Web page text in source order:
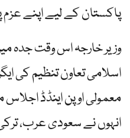
پاکستان کے لیے اپنے عزم
وزیر خارجہ اس وقت جدہ
اسلامی تعاون تنظیم کی
معمولی اوپن اینڈڈ
انہوں نے سعودی عرب،